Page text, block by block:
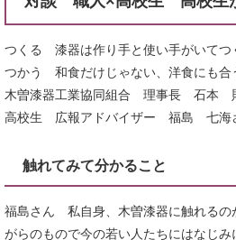
つくる 漆器は作り手と使い手がいてつ
つかう 和食だけじゃない、洋食にも合
木曽漆器工業協同組合 理事長 石本 則
高校生 広報アドバイザー 福島 七海さ
触れてみて分かること
福島さん 私自身、木曽漆器に触れるの
がらのもので今の若い人たちにはなじ